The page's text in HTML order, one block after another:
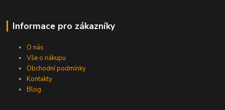
Informace pro zákazníky
O nás
Vše o nákupu
Obchodní podmínky
Kontakty
Blog